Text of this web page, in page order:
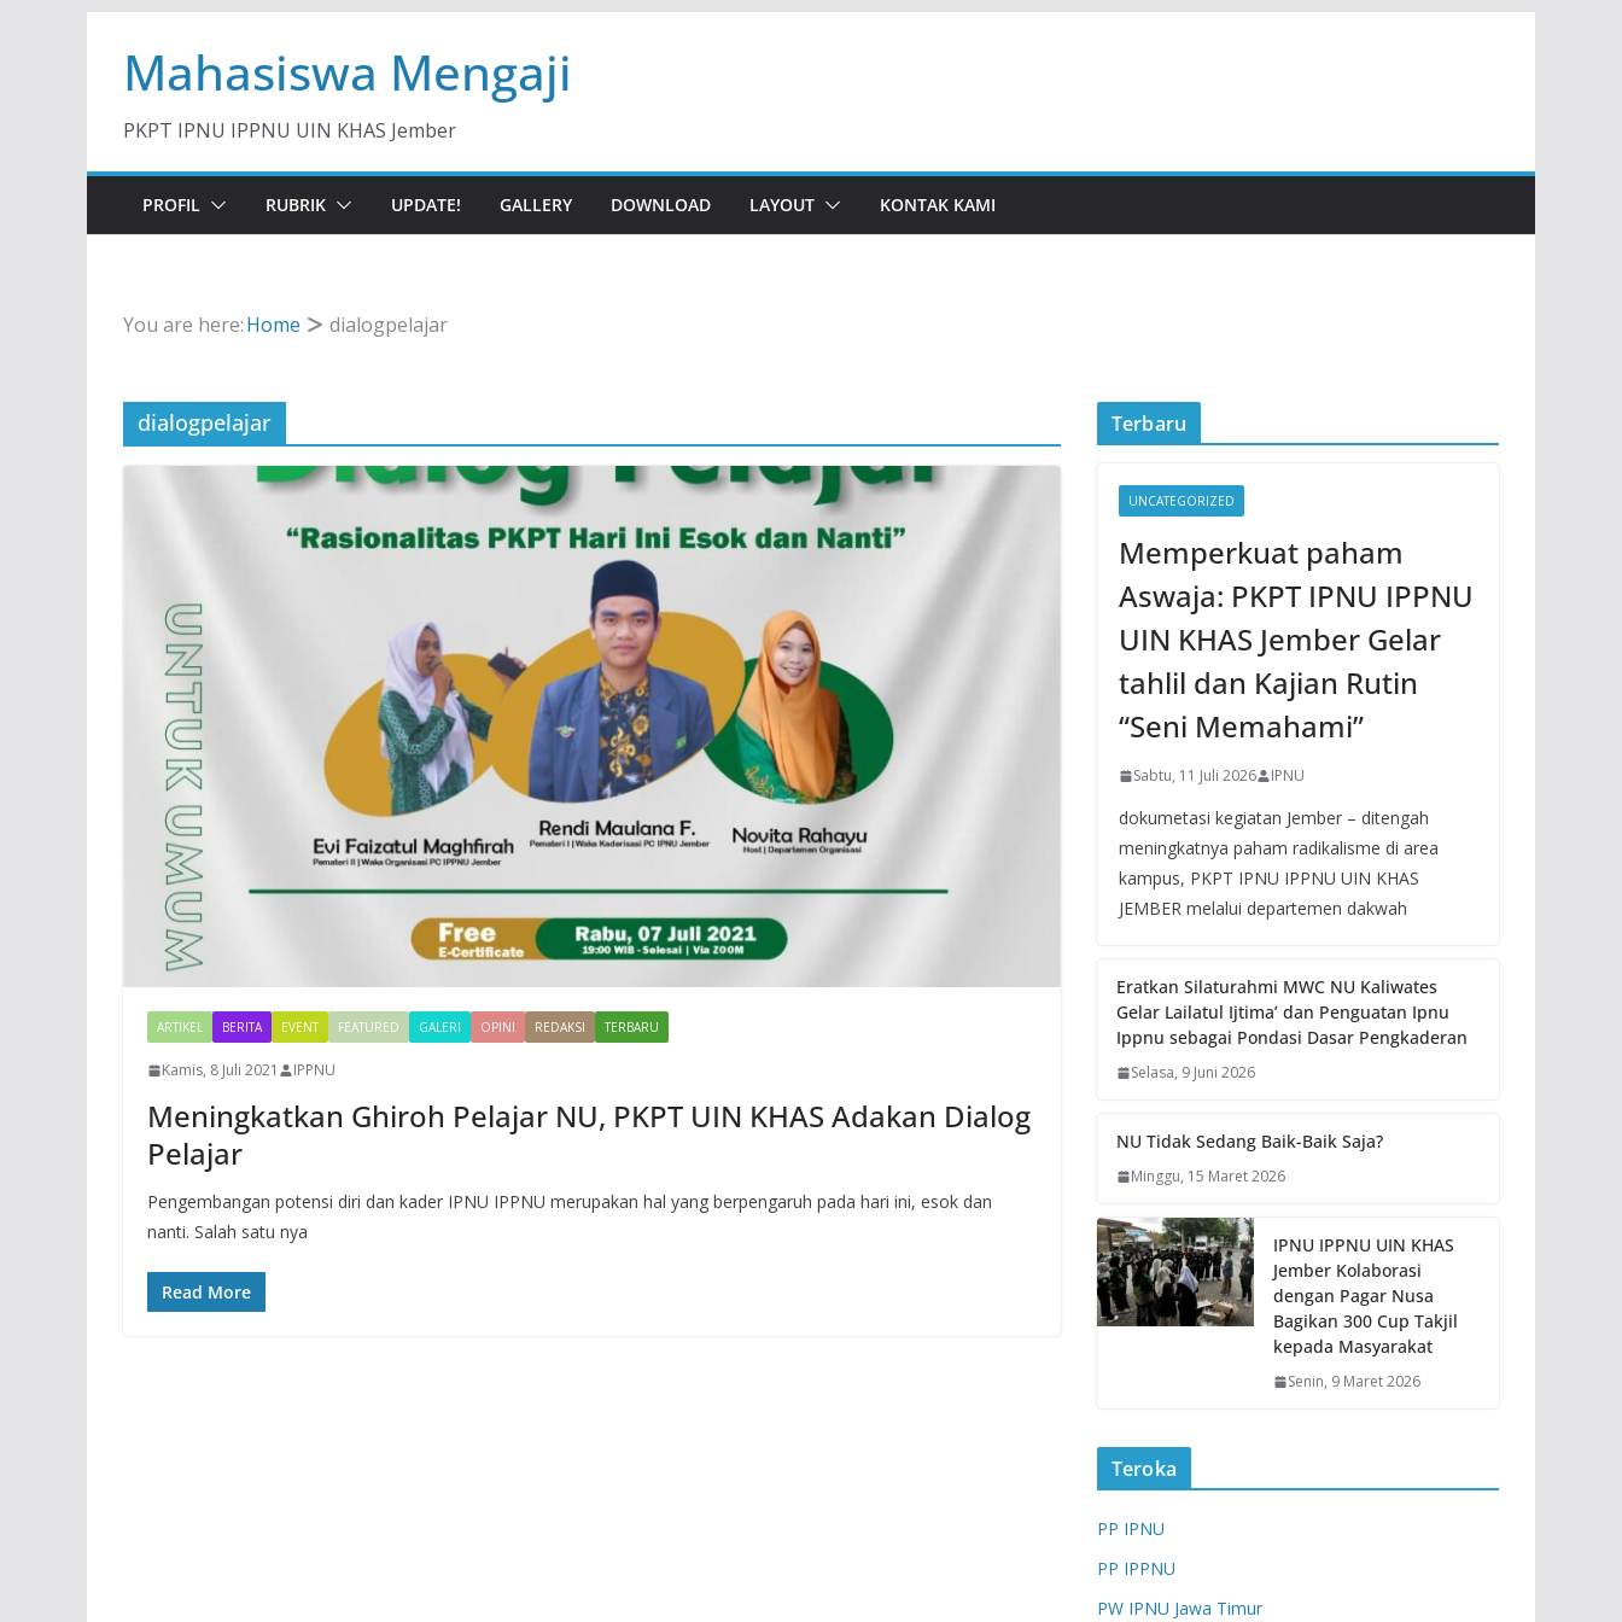
contentMahasiswa Mengaji
PKPT IPNU IPPNU UIN KHAS Jember
PROFIL RUBRIK UPDATE! GALLERY DOWNLOAD LAYOUT KONTAK KAMI
You are here:Home dialogpelajar
dialogpelajar
ARTIKEL BERITA EVENT FEATURED GALERI OPINI REDAKSI TERBARU
Kamis, 8 Juli 2021 IPPNU
Meningkatkan Ghiroh Pelajar NU, PKPT UIN KHAS Adakan Dialog
Pelajar
Pengembangan potensi diri dan kader IPNU IPPNU merupakan hal yang berpengaruh pada hari ini, esok dan
nanti. Salah satu nya
Read More
Terbaru
UNCATEGORIZED
Memperkuat paham
Aswaja: PKPT IPNU IPPNU
UIN KHAS Jember Gelar
tahlil dan Kajian Rutin
“Seni Memahami”
Sabtu, 11 Juli 2026 IPNU
dokumetasi kegiatan Jember – ditengah
meningkatnya paham radikalisme di area
kampus, PKPT IPNU IPPNU UIN KHAS
JEMBER melalui departemen dakwah
Eratkan Silaturahmi MWC NU Kaliwates
Gelar Lailatul Ijtima’ dan Penguatan Ipnu
Ippnu sebagai Pondasi Dasar Pengkaderan
Selasa, 9 Juni 2026
NU Tidak Sedang Baik-Baik Saja?
Minggu, 15 Maret 2026
IPNU IPPNU UIN KHAS
Jember Kolaborasi
dengan Pagar Nusa
Bagikan 300 Cup Takjil
kepada Masyarakat
Senin, 9 Maret 2026
Teroka
PP IPNU
PP IPPNU
PW IPNU Jawa Timur
ARTIKEL BERITA